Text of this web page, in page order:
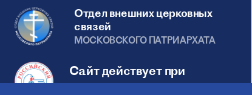
Отдел внешних церковных
связей
МОСКОВСКОГО ПАТРИАРХАТА
Сайт действует при